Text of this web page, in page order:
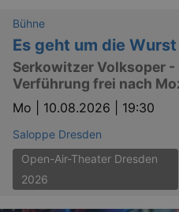
Bühne
Es geht um die Wurst
Serkowitzer Volksoper
Verführung frei nach
Mo | 10.08.2026 | 19:30
Saloppe Dresden
Open-Air-Theater Dresden
2026